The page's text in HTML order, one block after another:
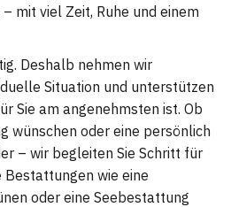
mit viel Zeit, Ruhe und einem
Deshalb nehmen wir
Situation und unterstützen
Sie am angenehmsten ist. Ob
wünschen oder eine persönlich
– wir begleiten Sie Schritt für
wie eine
oder eine Seebestattung